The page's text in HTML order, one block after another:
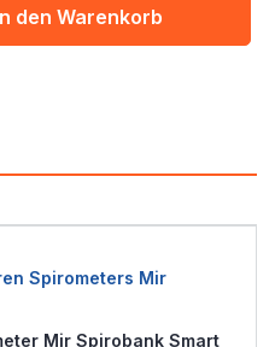
den Warenkorb
Spirometers Mir
Mir Spirobank Smart